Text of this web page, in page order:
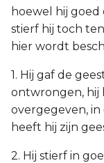
hoewel hij
stierf hij toch
hier wordt
1. Hij gaf de
ontwrongen, hij
overgegeven, in
heeft hij zijn
2. Hij stierf in